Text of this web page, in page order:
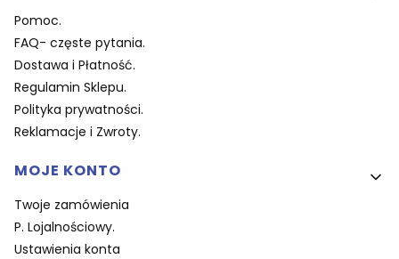
Pomoc.
FAQ- częste pytania.
Dostawa i Płatność.
Regulamin Sklepu.
Polityka prywatności.
Reklamacje i Zwroty.
MOJE KONTO
Twoje zamówienia
P. Lojalnościowy.
Ustawienia konta